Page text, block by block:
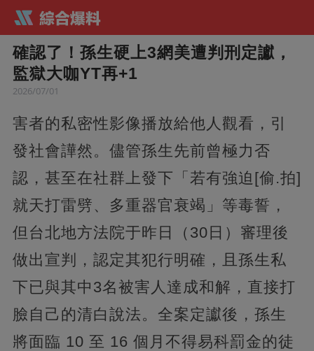
確認了！孫生硬上3網美遭判刑定讞，
監獄大咖YT再+1
2026/07/01
害者的私密性影像播放給他人觀看，引
發社會譁然。儘管孫生先前曾極力否
認，甚至在社群上發下「若有強迫[偷.拍]
就天打雷劈、多重器官衰竭」等毒誓，
但台北地方法院于昨日（30日）審理後
做出宣判，認定其犯行明確，且孫生私
下已與其中3名被害人達成和解，直接打
臉自己的清白說法。全案定讞後，孫生
將面臨 10 至 16 個月不得易科罰金的徒